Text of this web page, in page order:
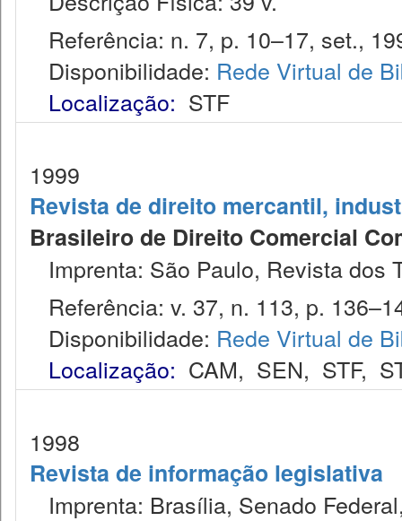
Referência: n. 7, p. 10–17, set.,
Disponibilidade: Rede Virtual de
Localização: STF
1999
Revista de direito mercantil,
Brasileiro de Direito Comercial
Imprenta: São Paulo, Revista dos
Referência: v. 37, n. 113, p.
Disponibilidade: Rede Virtual de
Localização: CAM, SEN, STF,
1998
Revista de informação legislativa
Imprenta: Brasília, Senado